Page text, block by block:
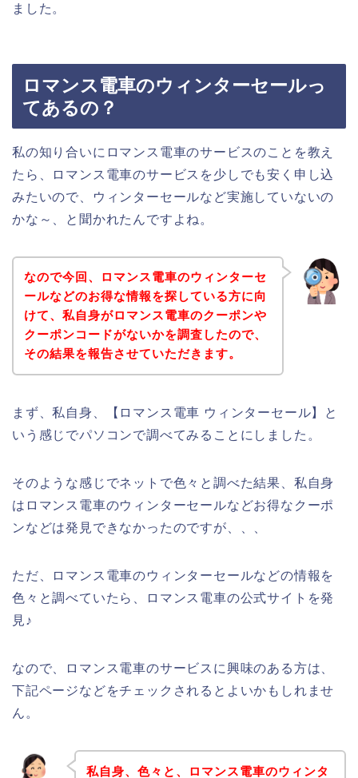
ました。
ロマンス電車のウィンターセールっ
てあるの？
私の知り合いにロマンス電車のサービスのことを教え
たら、ロマンス電車のサービスを少しでも安く申し込
みたいので、ウィンターセールなど実施していないの
かな～、と聞かれたんですよね。
なので今回、ロマンス電車のウィンターセ
ールなどのお得な情報を探している方に向
けて、私自身がロマンス電車のクーポンや
クーポンコードがないかを調査したので、
その結果を報告させていただきます。
まず、私自身、【ロマンス電車 ウィンターセール】と
いう感じでパソコンで調べてみることにしました。
そのような感じでネットで色々と調べた結果、私自身
はロマンス電車のウィンターセールなどお得なクーポ
ンなどは発見できなかったのですが、、、
ただ、ロマンス電車のウィンターセールなどの情報を
色々と調べていたら、ロマンス電車の公式サイトを発
見♪
なので、ロマンス電車のサービスに興味のある方は、
下記ページなどをチェックされるとよいかもしれませ
ん。
私自身、色々と、ロマンス電車のウィンタ